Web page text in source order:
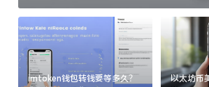
imtoken钱包转钱要等多久？
以太坊币